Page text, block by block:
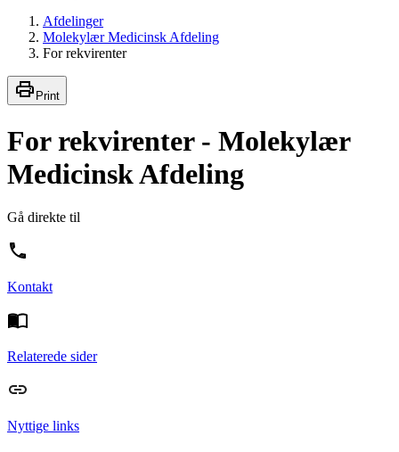
Afdelinger
Molekylær Medicinsk Afdeling
For rekvirenter
Print
For rekvirenter - Molekylær
Medicinsk Afdeling
Gå direkte til
Kontakt
Relaterede sider
Nyttige links